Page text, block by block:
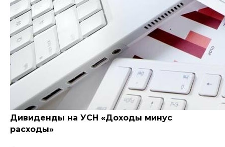
Дивиденды на УСН «Доходы минус
расходы»